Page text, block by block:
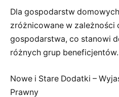
Dla gospodarstw
zróżnicowane w zależności
gospodarstwa, co stanowi
różnych grup beneficjentów.
Nowe i Stare Dodatki –
Prawny